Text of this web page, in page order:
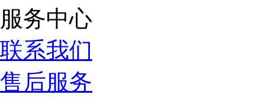
服务中心
联系我们
售后服务